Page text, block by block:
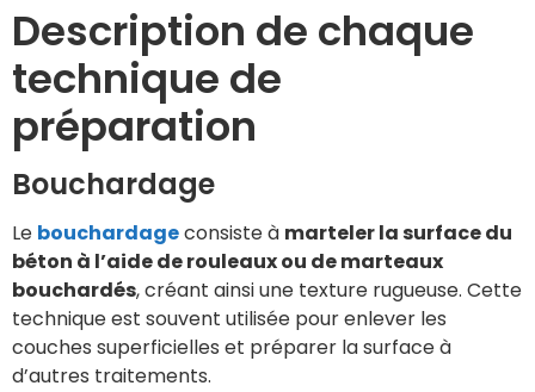
Description de chaque
technique de
préparation
Bouchardage
Le bouchardageconsiste à marteler la surface du
béton à l’aide de rouleaux ou de marteaux
bouchardés, créant ainsi une texture rugueuse. Cette
technique est souvent utilisée pour enlever les
couches superficielles et préparer la surface à
d’autres traitements.